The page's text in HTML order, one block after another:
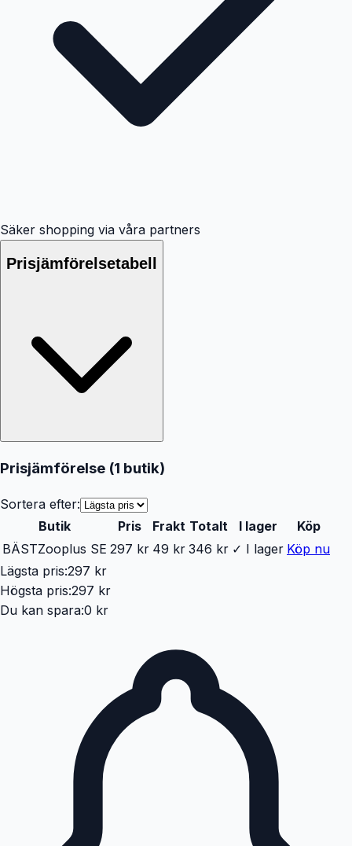
Säker shopping via våra partners
Prisjämförelsetabell
Prisjämförelse (1 butik)
Sortera efter:
Butik
Pris Frakt Totalt I lager
Köp
BÄSTZooplus SE 297 kr 49 kr 346 kr ✓ I lager Köp nu
Lägsta pris:297 kr
Högsta pris:297 kr
Du kan spara:0 kr